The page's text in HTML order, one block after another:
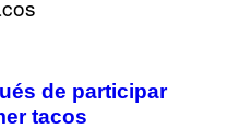
de participar
tacos